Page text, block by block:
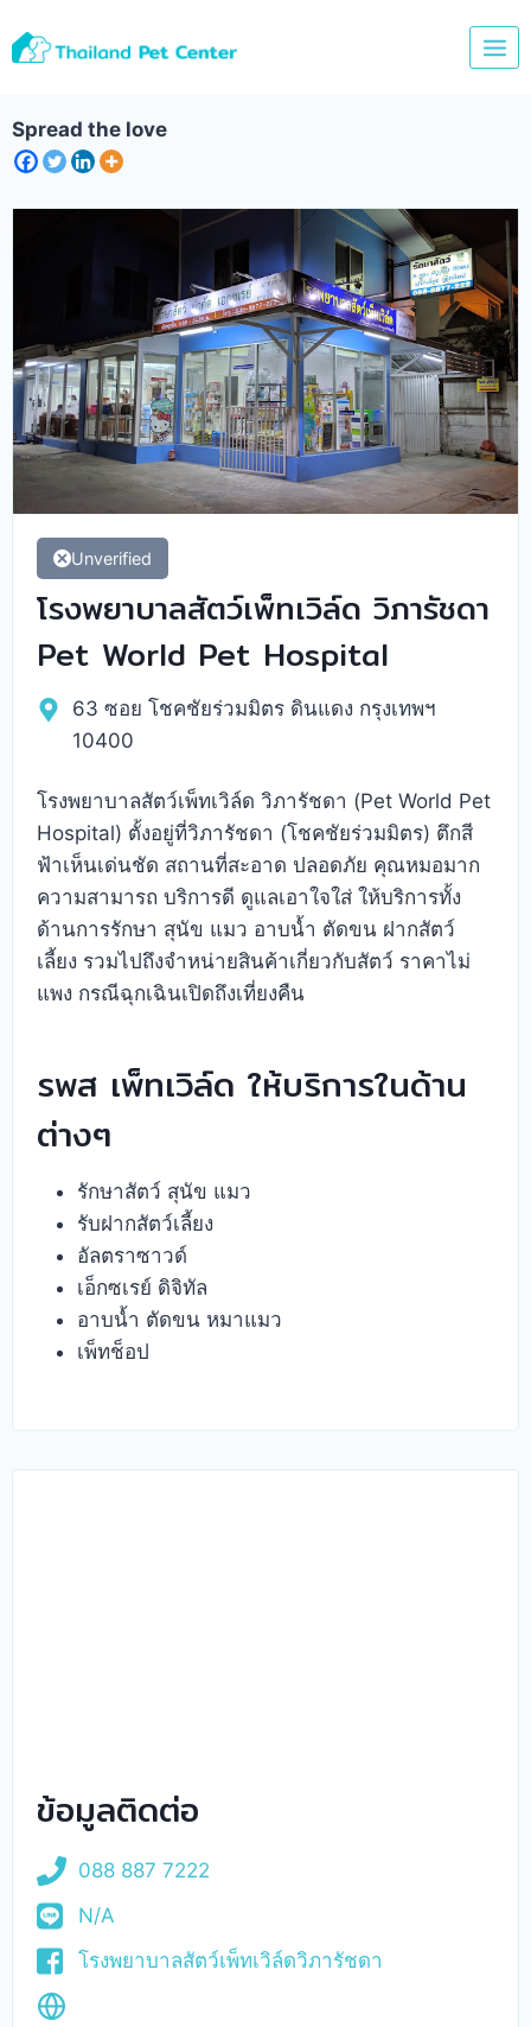
to
Spread the love
Unverified
โรงพยาบาลสัตว์เพ็ทเวิล์ด วิภารัชดา
Pet World Pet Hospital
63 ซอย โชคชัยร่วมมิตร ดินแดง กรุงเทพฯ
10400
โรงพยาบาลสัตว์เพ็ทเวิล์ด วิภารัชดา (Pet World Pet
Hospital) ตั้งอยู่ที่วิภารัชดา (โชคชัยร่วมมิตร) ตึกสี
ฟ้าเห็นเด่นชัด สถานที่สะอาด ปลอดภัย คุณหมอมาก
ความสามารถ บริการดี ดูแลเอาใจใส่ ให้บริการทั้ง
ด้านการรักษา สุนัข แมว อาบน้ำ ตัดขน ฝากสัตว์
เลี้ยง รวมไปถึงจำหน่ายสินค้าเกี่ยวกับสัตว์ ราคาไม่
แพง กรณีฉุกเฉินเปิดถึงเที่ยงคืน
รพส เพ็ทเวิล์ด ให้บริการในด้าน
ต่างๆ
รักษาสัตว์ สุนัข แมว
รับฝากสัตว์เลี้ยง
อัลตราซาวด์
เอ็กซเรย์ ดิจิทัล
อาบน้ำ ตัดขน หมาแมว
เพ็ทช็อป
ข้อมูลติดต่อ
088 887 7222
N/A
โรงพยาบาลสัตว์เพ็ทเวิล์ดวิภารัชดา